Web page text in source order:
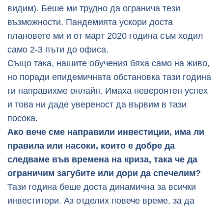
видим). Беше ми трудно да огранича тези
възможности. Пандемията ускори доста
плановете ми и от март 2020 година съм ходил
само 2-3 пъти до офиса.
Също така, нашите обучения бяха само на живо,
но поради епидемичната обстановка тази година
ги направихме онлайн. Имаха невероятен успех
и това ни даде увереност да вървим в тази
посока.
Ако вече сме направили инвестиции, има ли
правила или насоки, които е добре да
следваме във времена на криза, така че да
ограничим загубите или дори да спечелим?
Тази година беше доста динамична за всички
инвеститори. Аз отделих повече време, за да